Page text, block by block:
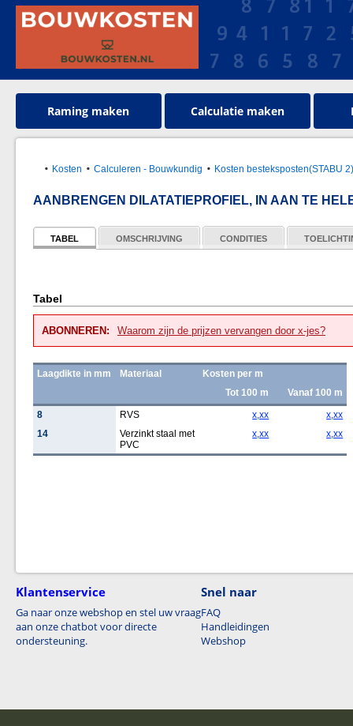
Raming maken Calculatie maken
Kosten Calculeren - Bouwkundig Kosten besteksposten(STABU
AANBRENGEN DILATATIEPROFIEL, IN AAN TE
TABEL OMSCHRIJVING CONDITIES
Tabel
ABONNEREN: Waarom zijn de prijzen vervangen door x-jes?
Laagdikte in mm Materiaal
Kosten per m
Tot 100 m
Vanaf 100 m
8
RVS x,xx
x,xx
14
Verzinkt staal met
PVC
x,xx x,xx
Klantenservice
Ga naar onze webshop en stel uw vraag
aan onze chatbot voor directe
ondersteuning.
Snel naar
FAQ
Handleidingen
Webshop